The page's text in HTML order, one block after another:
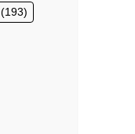
(193)